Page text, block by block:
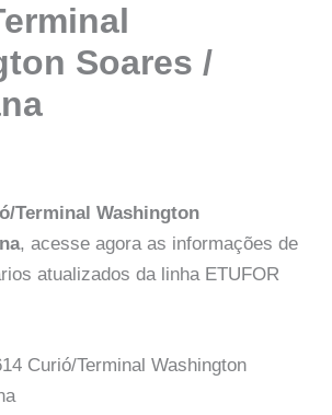
Soares /
Terminal Washington
, acesse agora as informações de
atualizados da linha ETUFOR
Curió/Terminal Washington